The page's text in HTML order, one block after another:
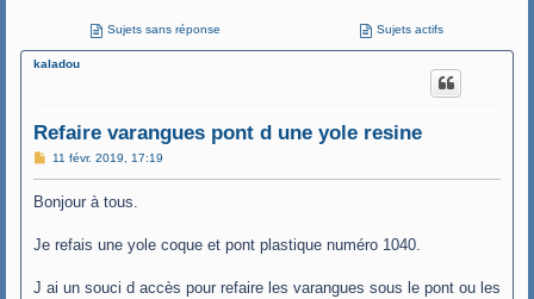
Sujets sans réponse Sujets actifs
kaladou
Refaire varangues pont d une yole resine
M
s
e
11 févr. 2019, 17:19
Bonjour à tous.
Je refais une yole coque et pont plastique numéro 1040.
J ai un souci d accès pour refaire les varangues sous le pont ou les